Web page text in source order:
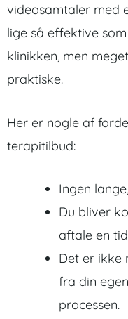
videosamtaler med
lige så effektive
klinikken, men
praktiske.
Her er nogle af
terapitilbud:
Ingen
Du bliver
aftale en
Det er ikke
fra din
processen.